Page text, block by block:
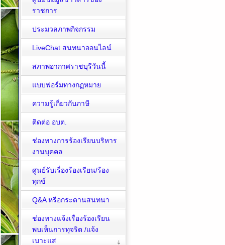
ราชการ
ประมวลภาพกิจกรรม
LiveChat สนทนาออนไลน์
สภาพอากาศราชบุรีวันนี้
แบบฟอร์มทางกฏหมาย
ความรู้เกี่ยวกับภาษี
ติดต่อ อบต.
ช่องทางการร้องเรียนบริหาร
งานบุคคล
ศูนย์รับเรื่องร้องเรียน/ร้อง
ทุกข์
Q&A หรือกระดานสนทนา
ช่องทางแจ้งเรื่องร้องเรียน
พบเห็นการทุจริต /แจ้ง
เบาะแส